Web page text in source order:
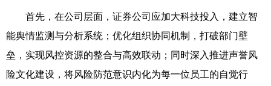
首先，在公司层面，证券公司应加大科技投入，建立智
能舆情监测与分析系统；优化组织协同机制，打破部门壁
垒，实现风控资源的整合与高效联动；同时深入推进声誉风
险文化建设，将风险防范意识内化为每一位员工的自觉行